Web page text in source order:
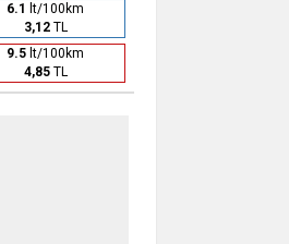
6.1 lt/100km
3,12TL
9.5 lt/100km
4,85TL